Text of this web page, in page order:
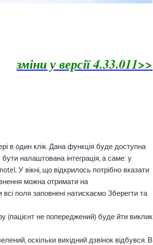
зміни у версії 4.33.011>>
в один клік. Дана функція буде доступна
налаштована інтеграція, а саме: у
У вікні, що відкрилось потрібно вказати
можна отримати на
поля заповнені натискаємо Зберегти та
(пацієнт не попереджений) буде йти виклик
оскільки вихідний дзвінок відбувся. В